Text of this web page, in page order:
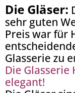
Die Gläser:
sehr guten
Preis war für
Glasserie zu
Die Glasserie
elegant!